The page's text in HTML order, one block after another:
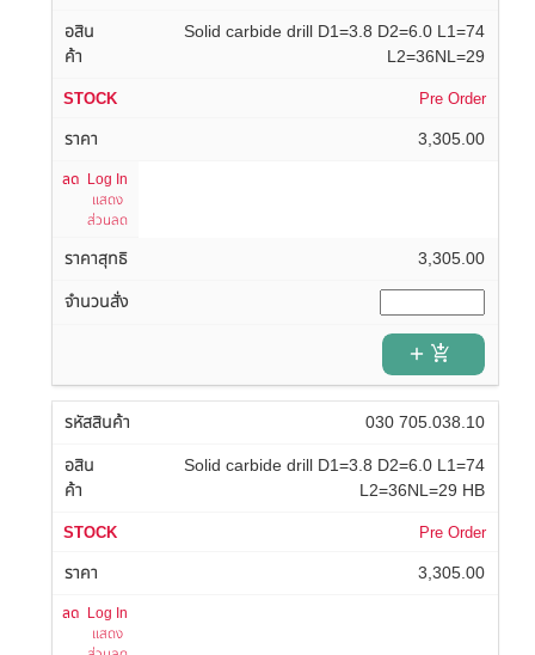
Solid carbide drill D1=3.8 D2=6.0 L1=74
L2=36NL=29
Pre Order
3,305.00
Log In
แสดง
ส่วนลด
3,305.00
add_shopping_cart
030 705.038.10
Solid carbide drill D1=3.8 D2=6.0 L1=74
L2=36NL=29 HB
Pre Order
3,305.00
Log In
แสดง